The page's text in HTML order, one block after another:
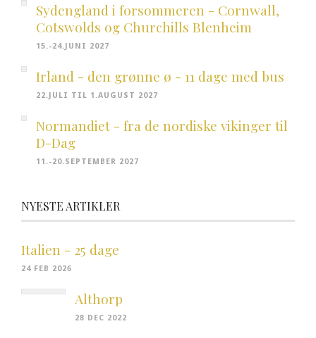
Sydengland i forsommeren - Cornwall,
Cotswolds og Churchills Blenheim
15.-24.JUNI 2027
Irland - den grønne ø - 11 dage med bus
22.JULI TIL 1.AUGUST 2027
Normandiet - fra de nordiske vikinger til
D-Dag
11.-20.SEPTEMBER 2027
NYESTE ARTIKLER
Italien - 25 dage
24 FEB 2026
Althorp
28 DEC 2022